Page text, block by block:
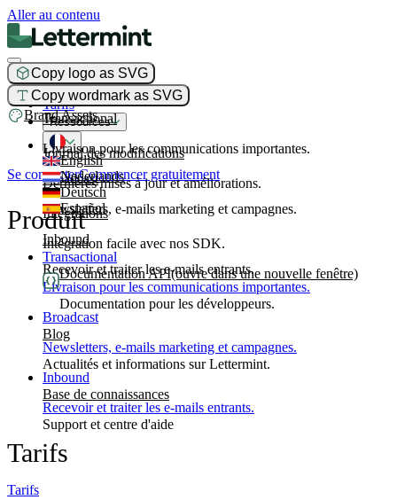
Aller au contenu
Copy logo as SVG
Copy wordmark as SVG
Brand Assets
Produit
Transactional
Livraison pour les communications importantes.
Broadcast
Newsletters, e-mails marketing et campagnes.
Inbound
Recevoir et traiter les e-mails entrants.
Tarifs
Ressources
Journal des modifications
Dernières mises à jour et améliorations.
Intégrations
Intégration facile avec nos SDK.
Documentation API(ouvre dans une nouvelle fenêtre)
Documentation pour les développeurs.
Blog
Actualités et informations sur Lettermint.
Base de connaissances
Support et centre d'aide
English
Nederlands
Deutsch
Español
Se connecterCommencer gratuitement
Produit
Transactional
Livraison pour les communications importantes.
Broadcast
Newsletters, e-mails marketing et campagnes.
Inbound
Recevoir et traiter les e-mails entrants.
Tarifs
Tarifs